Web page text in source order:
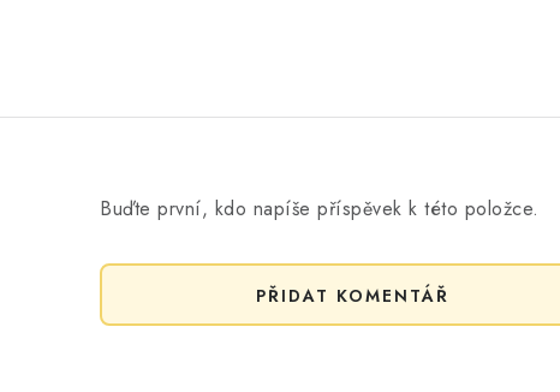
Buďte první, kdo napíše příspěvek k této položce.
PŘIDAT KOMENTÁŘ